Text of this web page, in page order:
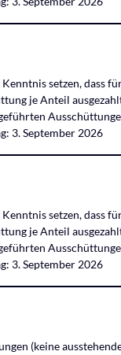
setzen, dass
je Anteil
3. September 2026
setzen, dass
je Anteil
3. September 2026
(keine